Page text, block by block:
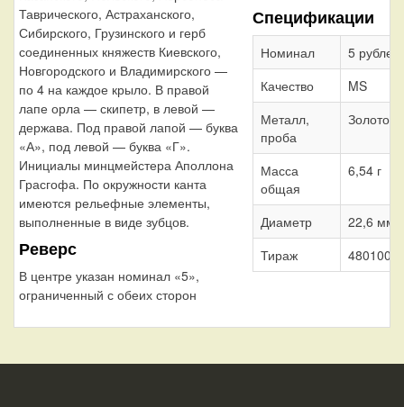
Таврического, Астраханского,
Сибирского, Грузинского и герб
соединенных княжеств Киевского,
Новгородского и Владимирского —
по 4 на каждое крыло. В правой
лапе орла — скипетр, в левой —
держава. Под правой лапой — буква
«А», под левой — буква «Г».
Инициалы минцмейстера Аполлона
Грасгофа. По окружности канта
имеются рельефные элементы,
выполненные в виде зубцов.
Реверс
В центре указан номинал «5»,
ограниченный с обеих сторон
Спецификации
Номинал
5 рублей
Качество
MS
Металл,
проба
Золото
Масса
общая
6,54 г
Диаметр
22,6 мм
Тираж
4801004